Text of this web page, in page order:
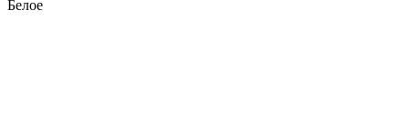
Белое